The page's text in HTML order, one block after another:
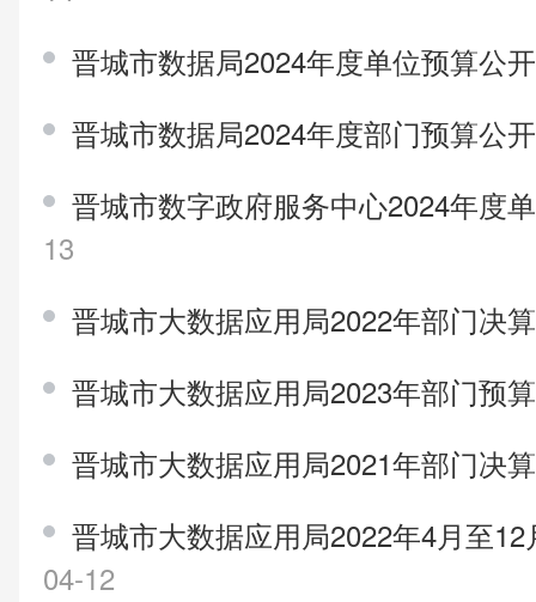
晋城市数据局2024年度单位预算公
晋城市数据局2024年度部门预算公
晋城市数字政府服务中心2024年度
13
晋城市大数据应用局2022年部门决
晋城市大数据应用局2023年部门预
晋城市大数据应用局2021年部门决
晋城市大数据应用局2022年4月至
04-12